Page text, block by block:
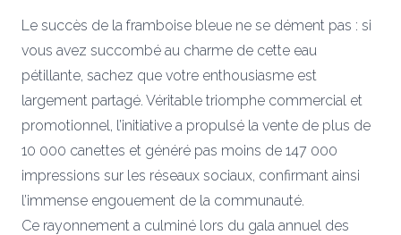
Le succès de la framboise bleue ne se dément pas : si
vous avez succombé au charme de cette eau
pétillante, sachez que votre enthousiasme est
largement partagé. Véritable triomphe commercial et
promotionnel, l’initiative a propulsé la vente de plus de
10 000 canettes et généré pas moins de 147 000
impressions sur les réseaux sociaux, confirmant ainsi
l’immense engouement de la communauté.
Ce rayonnement a culminé lors du gala annuel des